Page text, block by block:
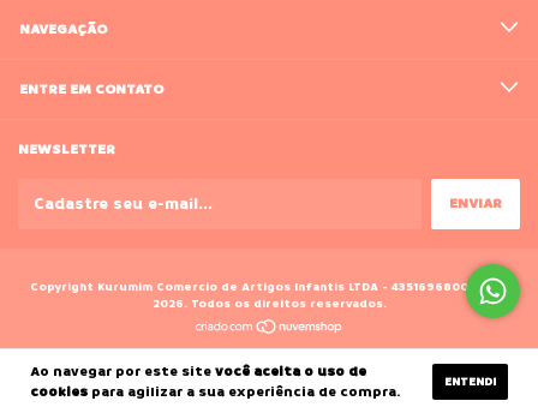
Ao navegar por este sitevocê aceita o uso de
cookies para agilizar a sua experiência de compra. ENTENDI
NAVEGAÇÃO
ENTRE EM CONTATO
NEWSLETTER
Copyright Kurumim Comercio de Artigos Infantis LTDA - 43516968000188 -
2026. Todos os direitos reservados.